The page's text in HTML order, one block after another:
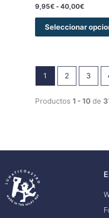
9,95€ -40,00€
Seleccionar
1 2 3
Productos 1 - 10 de